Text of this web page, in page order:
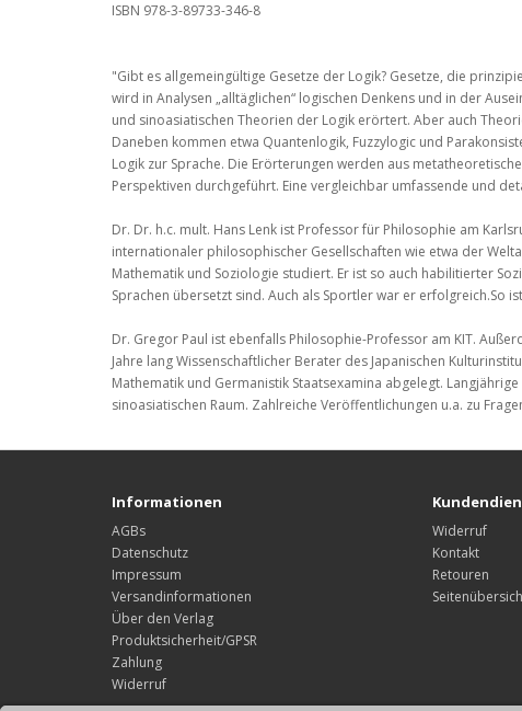
ISBN 978-3-89733-346-8
"Gibt es allgemeingültige Gesetze der Logik? Gesetze, die
wird in Analysen „alltäglichen“ logischen Denkens und in der
und sinoasiatischen Theorien der Logik erörtert. Aber auch
Daneben kommen etwa Quantenlogik, Fuzzylogic und
Logik zur Sprache. Die Erörterungen werden aus
Perspektiven durchgeführt. Eine vergleichbar umfassende und
Dr. Dr. h.c. mult. Hans Lenk ist Professor für Philosophie am
internationaler philosophischer Gesellschaften wie etwa der
Mathematik und Soziologie studiert. Er ist so auch habilitierter
Sprachen übersetzt sind. Auch als Sportler war er erfolgreich.So
Dr. Gregor Paul ist ebenfalls Philosophie-Professor am KIT.
Jahre lang Wissenschaftlicher Berater des Japanischen
Mathematik und Germanistik Staatsexamina abgelegt.
sinoasiatischen Raum. Zahlreiche Veröffentlichungen u.a. zu
Informationen
AGBs
Datenschutz
Impressum
Versandinformationen
Über den Verlag
Produktsicherheit/GPSR
Zahlung
Widerruf
Widerruf
Kontakt
Retouren